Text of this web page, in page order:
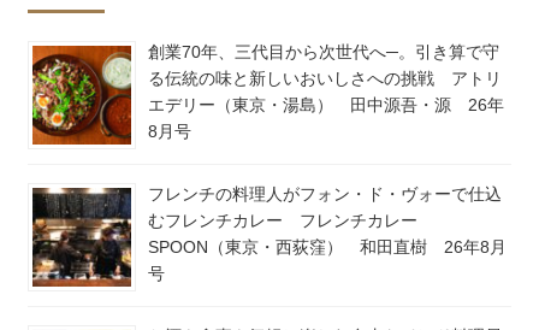
創業70年、三代目から次世代へ─。引き算で守
る伝統の味と新しいおいしさへの挑戦 アトリ
エデリー（東京・湯島） 田中源吾・源 26年
8月号
フレンチの料理人がフォン・ド・ヴォーで仕込
むフレンチカレー フレンチカレー
SPOON（東京・西荻窪） 和田直樹 26年8月
号